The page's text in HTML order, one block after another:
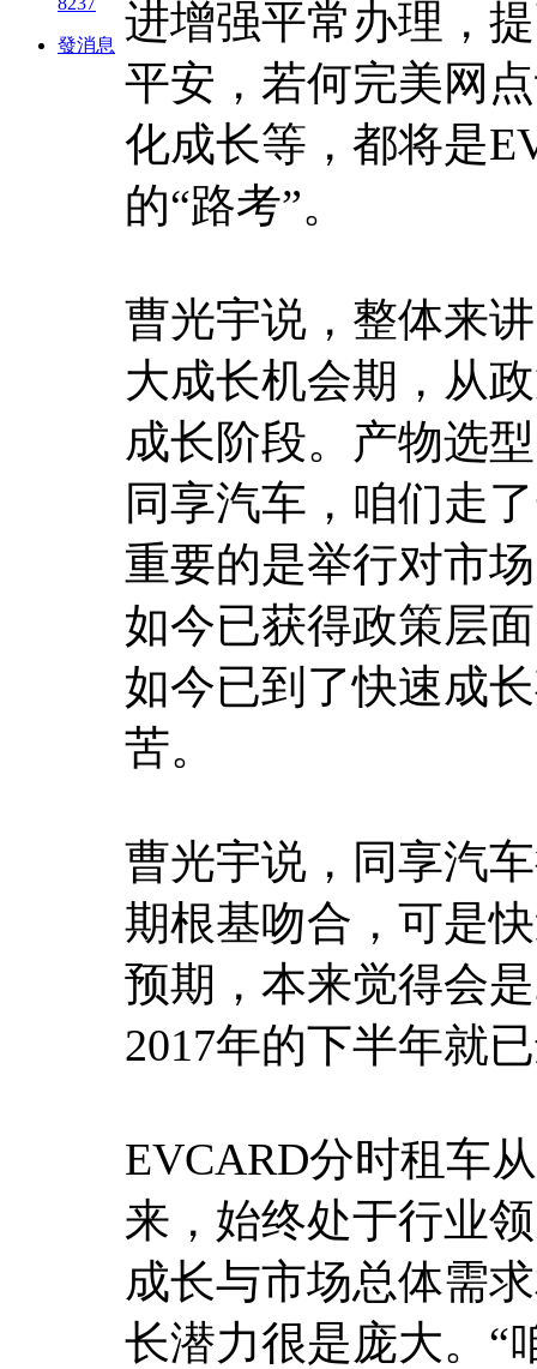
發消息 进增强平常办理，
平安，若何完美网
化成长等，都将是
的“路考”。
曹光宇说，整体来
大成长机会期，从
成长阶段。产物选
同享汽车，咱们走
重要的是举行对市
如今已获得政策层
如今已到了快速成
苦。
曹光宇说，同享汽
期根基吻合，可是
预期，本来觉得会
2017年的下半年就
EVCARD分时租车
来，始终处于行业
成长与市场总体需
长潜力很是庞大。“